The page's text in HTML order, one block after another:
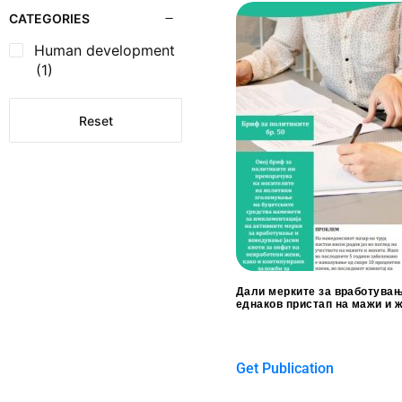
CATEGORIES
Human development
(1)
Reset
Дали мерките за
еднаков пристап на мажи и
Get Publication